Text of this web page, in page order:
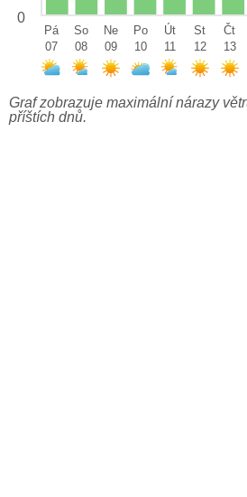
0
Pá
07
So
08
Ne
09
Po
10
Út
11
St
12
Čt
13
Graf zobrazuje maximální nárazy
příštích dnů.